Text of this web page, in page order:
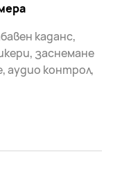
каданс,
заснемане
аудио контрол,